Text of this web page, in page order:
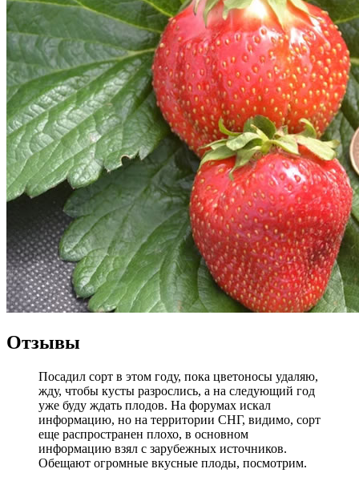
Отзывы
Посадил сорт в этом году, пока цветоносы удаляю,
жду, чтобы кусты разрослись, а на следующий год
уже буду ждать плодов. На форумах искал
информацию, но на территории СНГ, видимо, сорт
еще распространен плохо, в основном
информацию взял с зарубежных источников.
Обещают огромные вкусные плоды, посмотрим.